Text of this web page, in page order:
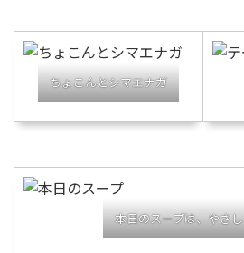
ちょこんとシマエナガ
本日のスープは、やさ